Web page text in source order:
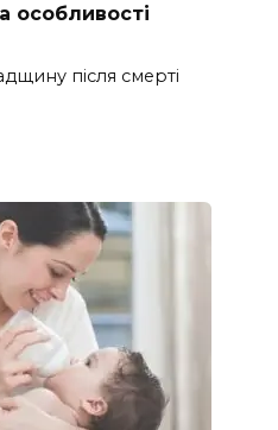
особливості
після смерті